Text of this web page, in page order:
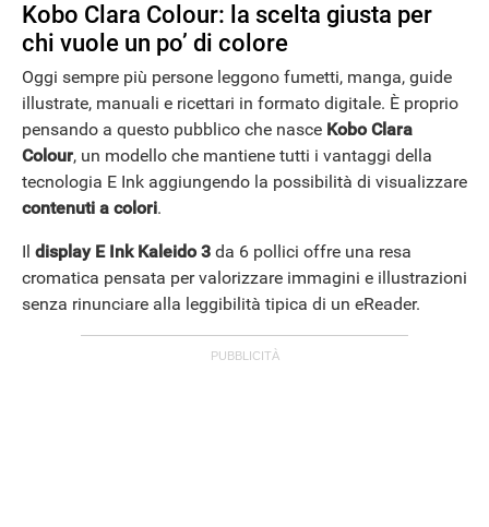
Kobo Clara Colour: la scelta giusta per
chi vuole un po’ di colore
Oggi sempre più persone leggono fumetti, manga, guide
illustrate, manuali e ricettari in formato digitale. È proprio
pensando a questo pubblico che nasce Kobo Clara
Colour, un modello che mantiene tutti i vantaggi della
tecnologia E Ink aggiungendo la possibilità di visualizzare
contenuti a colori.
Il display E Ink Kaleido 3 da 6 pollici offre una resa
cromatica pensata per valorizzare immagini e illustrazioni
senza rinunciare alla leggibilità tipica di un eReader.